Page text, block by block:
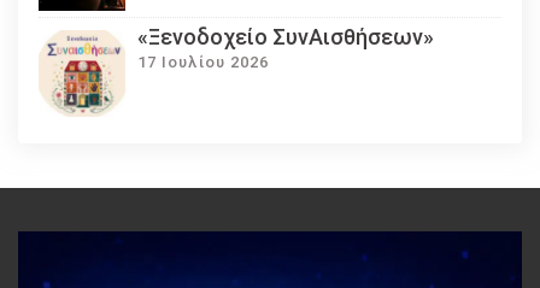
«Ξενοδοχείο ΣυνΑισθήσεων»
17 Ιουλίου 2026